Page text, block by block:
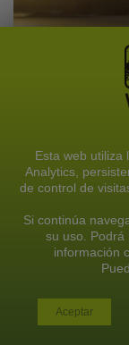
Esta web utiliza
Analytics,
de control de
Si continúa
su uso. Podrá
información
Aceptar